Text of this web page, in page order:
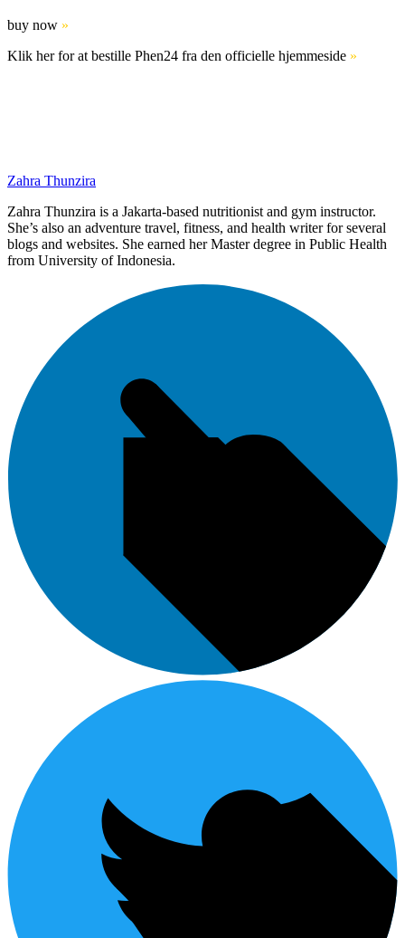
buy now »
Klik her for at bestille Phen24 fra den officielle hjemmeside »
Zahra Thunzira
Zahra Thunzira is a Jakarta-based nutritionist and gym instructor.
She’s also an adventure travel, fitness, and health writer for several
blogs and websites. She earned her Master degree in Public Health
from University of Indonesia.